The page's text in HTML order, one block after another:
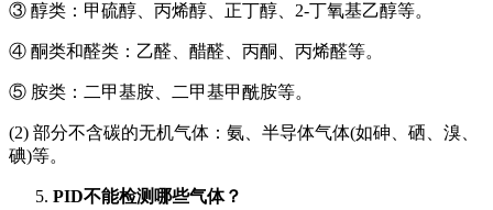
③ 醇类：甲硫醇、丙烯醇、正丁醇、2-丁氧基乙醇等。
④ 酮类和醛类：乙醛、醋醛、丙酮、丙烯醛等。
⑤ 胺类：二甲基胺、二甲基甲酰胺等。
(2) 部分不含碳的无机气体：氨、半导体气体(如砷、硒、溴、
碘)等。
PID不能检测哪些气体？